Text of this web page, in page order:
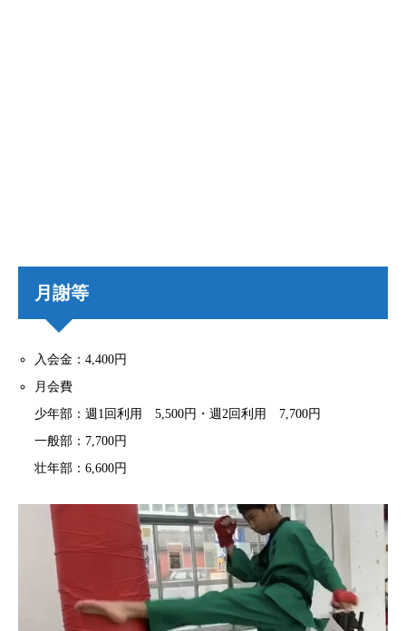
月謝等
入会金：4,400円
月会費
少年部：週1回利用 5,500円・週2回利用 7,700円
一般部：7,700円
壮年部：6,600円